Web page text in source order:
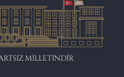
MİLLETİNDİR